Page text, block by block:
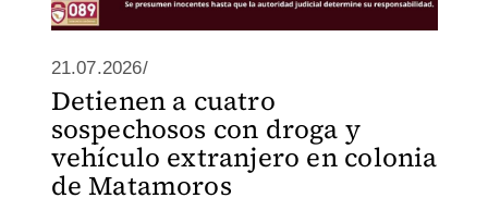
21.07.2026/
Detienen a cuatro
sospechosos con droga y
vehículo extranjero en colonia
de Matamoros